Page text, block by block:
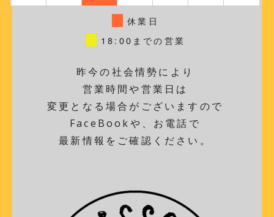
休業日
18:00までの営業
昨今の社会情勢により
営業時間や営業日は
変更となる場合がございますので
FaceBookや、お電話で
最新情報をご確認ください。